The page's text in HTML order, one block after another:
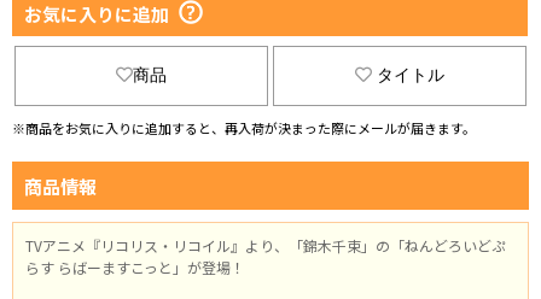
お気に入りに追加
商品 タイトル
※商品をお気に入りに追加すると、再入荷が決まった際にメールが届きます。
商品情報
TVアニメ『リコリス・リコイル』より、「錦木千束」の「ねんどろいどぷ
らす らばーますこっと」が登場！